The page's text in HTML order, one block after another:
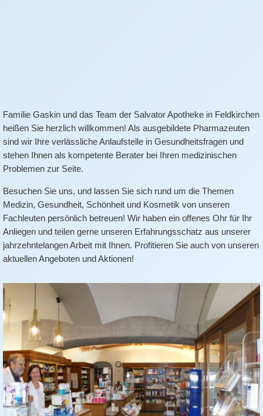
Familie Gaskin und das Team der Salvator Apotheke in Feldkirchen
heißen Sie herzlich willkommen! Als ausgebildete Pharmazeuten
sind wir Ihre verlässliche Anlaufstelle in Gesundheitsfragen und
stehen Ihnen als kompetente Berater bei Ihren medizinischen
Problemen zur Seite.
Besuchen Sie uns, und lassen Sie sich rund um die Themen
Medizin, Gesundheit, Schönheit und Kosmetik von unseren
Fachleuten persönlich betreuen! Wir haben ein offenes Ohr für Ihr
Anliegen und teilen gerne unseren Erfahrungsschatz aus unserer
jahrzehntelangen Arbeit mit Ihnen. Profitieren Sie auch von unseren
aktuellen Angeboten und Aktionen!